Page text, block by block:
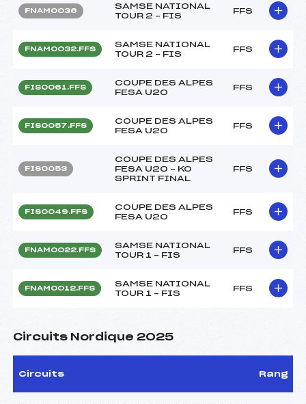
FNAM0036
SAMSE NATIONAL
TOUR 2 – FIS
FFS
FNAM0032.FFS
SAMSE NATIONAL
TOUR 2 – FIS
FFS
FIS0061.FFS
COUPE DES ALPES
FESA U20
FFS
FIS0057.FFS
COUPE DES ALPES
FESA U20
FFS
FIS0053
COUPE DES ALPES
FESA U20 – KO
SPRINT FINAL
FFS
FIS0049.FFS
COUPE DES ALPES
FESA U20
FFS
FNAM0022.FFS
SAMSE NATIONAL
TOUR 1 – FIS
FFS
FNAM0012.FFS
SAMSE NATIONAL
TOUR 1 – FIS
FFS
Circuits Nordique 2025
Circuits Rang